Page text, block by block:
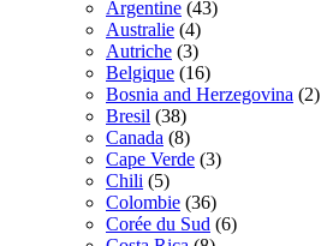
Argentine (43)
Australie (4)
Autriche (3)
Belgique (16)
Bosnia and Herzegovina (2)
Bresil (38)
Canada (8)
Cape Verde (3)
Chili (5)
Colombie (36)
Corée du Sud (6)